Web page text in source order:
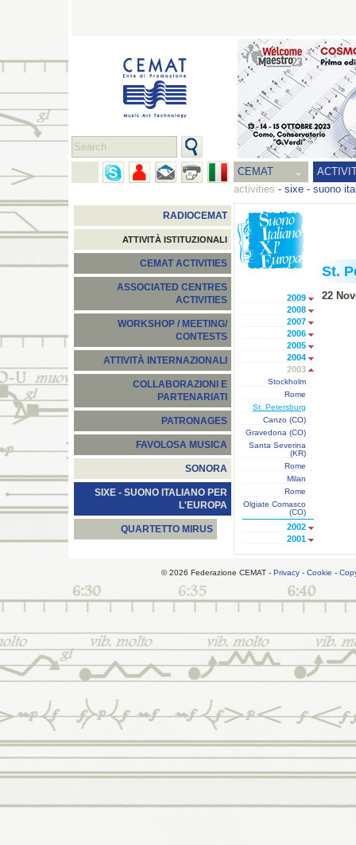
CEMAT
activities - sixe - suono
RADIOCEMAT
ATTIVITÀ ISTITUZIONALI
CEMAT ACTIVITIES
ASSOCIATED CENTRES
ACTIVITIES
WORKSHOP / MEETING/
CONTESTS
ATTIVITÀ INTERNAZIONALI
COLLABORAZIONI E
PARTENARIATI
PATRONAGES
FAVOLOSA MUSICA
SONORA
SIXE - SUONO ITALIANO PER
L'EUROPA
QUARTETTO MIRUS
2009
2008
2007
2006
2005
2004
2003
Stockholm
Rome
St. Petersburg
Canzo (CO)
Gravedona (CO)
Santa Severina
(KR)
Rome
Milan
Rome
Olgiate Comasco
(CO)
2002
2001
St.
22
© 2026 Federazione CEMAT - Privacy - Cookie -